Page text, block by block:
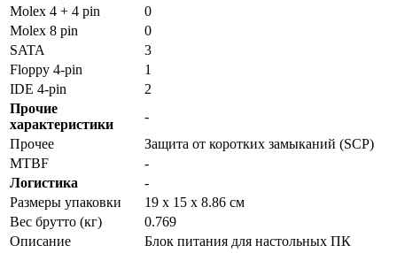
Molex 4 + 4 pin
0
Molex 8 pin
0
SATA
3
Floppy 4-pin
1
IDE 4-pin
2
Прочие
характеристики
-
Прочее
Защита от коротких замыканий (SCP)
MTBF
-
Логистика
-
Размеры упаковки
19 x 15 x 8.86 см
Вес брутто (кг)
0.769
Описание
Блок питания для настольных ПК